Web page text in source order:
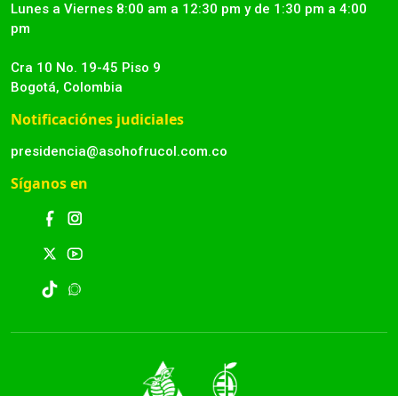
Lunes a Viernes 8:00 am a 12:30 pm y de 1:30 pm a 4:00
pm
Cra 10 No. 19-45 Piso 9
Bogotá, Colombia
Notificaciónes judiciales
presidencia@asohofrucol.com.co
Síganos en